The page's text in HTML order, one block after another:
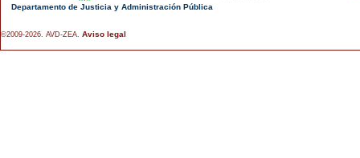
Departamento de Justicia y Administración Pública
©2009-2026. AVD-ZEA. Aviso legal